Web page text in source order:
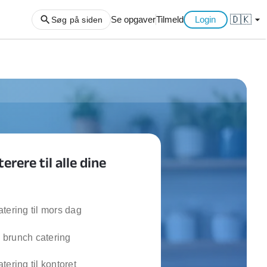
af køkken
Søg på siden Se opgaverTilmeld Login 🇩🇰 arrow_drop_down
til alle dine
til mors dag
brunch catering
til kontoret